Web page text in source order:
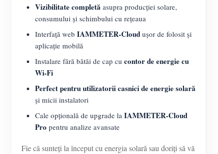
Vizibilitate completă asupra producției solare,
consumului și schimbului cu rețeaua
Interfață web IAMMETER-Cloud ușor de folosit și
aplicație mobilă
Instalare fără bătăi de cap cu contor de energie cu
Wi-Fi
Perfect pentru utilizatorii casnici de energie solară
și micii instalatori
Cale opțională de upgrade la IAMMETER-Cloud
Pro pentru analize avansate
Fie că sunteți la început cu energia solară sau doriți să vă